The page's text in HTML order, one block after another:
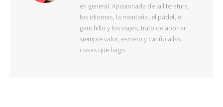
en general. Apasionada de la literatura,
los idiomas, la montaña, el pádel, el
ganchillo y los viajes, trato de aportar
siempre valor, esmero y cariño a las
cosas que hago.